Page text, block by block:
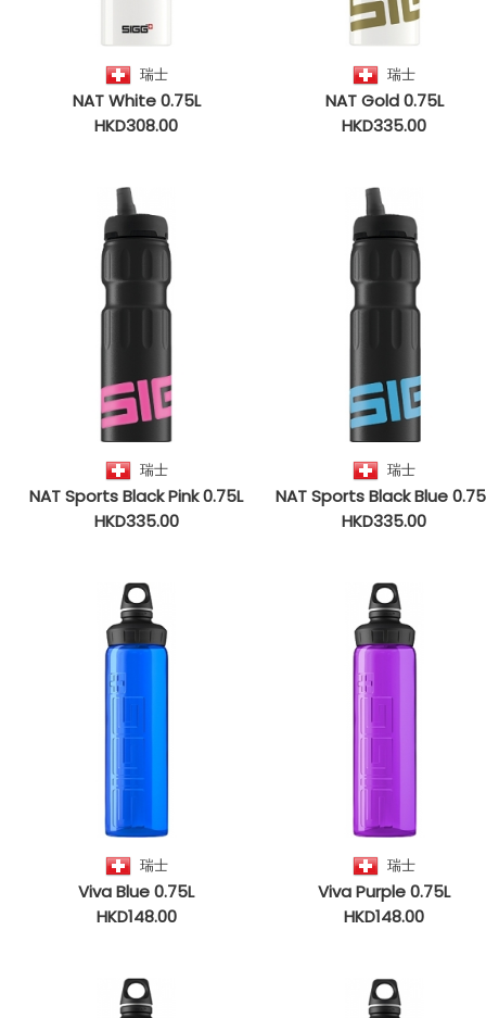
瑞士
NAT White 0.75L
HKD308.00
瑞士
NAT Gold 0.75L
HKD335.00
瑞士
NAT Sports Black Pink 0.75L
HKD335.00
瑞士
NAT Sports Black Blue
HKD335.00
瑞士
Viva Blue 0.75L
HKD148.00
瑞士
Viva Purple 0.75L
HKD148.00